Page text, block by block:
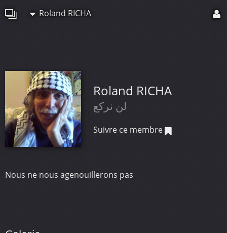
Roland RICHA
Roland RICHA
لن نركع
Suivre ce membre
Nous ne nous agenouillerons pas